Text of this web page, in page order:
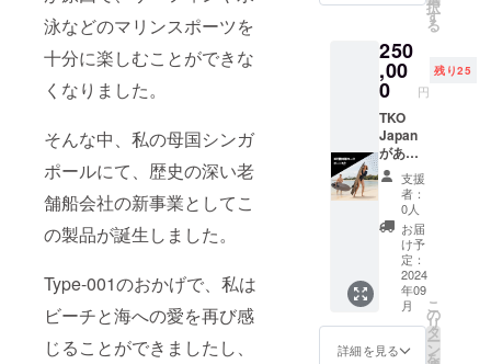
泳などのマリンスポーツを
十分に楽しむことができな
くなりました。
そんな中、私の母国シンガ
ポールにて、歴史の深い老
舗船会社の新事業としてこ
の製品が誕生しました。
Type-001のおかげで、私は
ビーチと海への愛を再び感
じることができましたし、
滞在費
は各自
でご負
担くだ
さい。
・支援
者様と
の連絡
方法：
詳細は
メール
で連絡
しま
す。
・場
所：⒈
静岡市
三保真
崎ビー
チ
⒉ 静
岡市駿
河区用
宗ビー
3. 静
岡市牧
のビー
り方指
導 2時
間体験
指導し
てくれ
るス
タッフ
付き 最
大２馬
力以下
の出力
であれ
ば特殊
船舶免
許不要
有効期
限：
2027年
TKO
電動
サー
フィン
ジェッ
トボー
ド 2台
２時間
乗り放
題体験
小売価
格:
¥60,000
■備考
参加可
能人数
最大４
名 10分
安全説
す。 私
TKO
Japan
は、水
面輝く
晴れわ
たる空
の下、
あなた
の日常
に喜び
をもた
らしま
す！ あ
なたの
パー
ティー
に楽し
さをお
択
す
る
250
,00
0 円
残り25
TKO
Japan
があな
たのも
とへ
やって
くる！
本プロ
ジェク
トを支
援いた
だき、
ありが
とうご
支援
者：
0人
お届
け予
定：
2024
年09
月
詳細を見る
こ
の
リ
タ
ー
ン
を